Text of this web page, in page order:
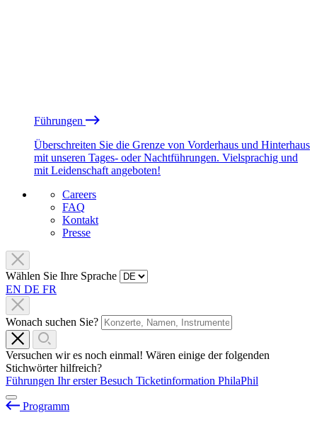
Führungen
Überschreiten Sie die Grenze von Vorderhaus und Hinterhaus
mit unseren Tages- oder Nachtführungen. Vielsprachig und
mit Leidenschaft angeboten!
Careers
FAQ
Kontakt
Presse
Wählen Sie Ihre Sprache
EN DE FR
Wonach suchen Sie?
Versuchen wir es noch einmal! Wären einige der folgenden
Stichwörter hilfreich?
Führungen Ihr erster Besuch Ticketinformation PhilaPhil
Programm